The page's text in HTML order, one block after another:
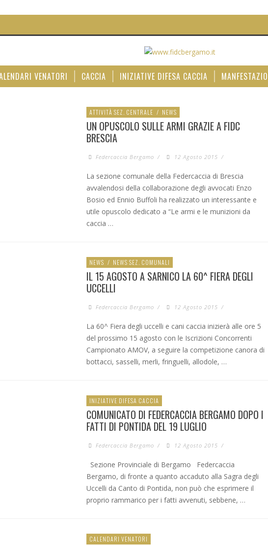
VENATORI CACCIA INIZIATIVE DIFESA CACCIA
ATTIVITÀ SEZ. CENTRALE / NEWS
UN OPUSCOLO SULLE ARMI GRAZIE A FIDC
BRESCIA
Federcaccia Bergamo / 12 Agosto 2015 /
La sezione comunale della Federcaccia di Brescia
avvalendosi della collaborazione degli avvocati Enzo
Bosio ed Ennio Buffoli ha realizzato un interessante e
utile opuscolo dedicato a “Le armi e le munizioni da
caccia …
NEWS / NEWS SEZ. COMUNALI
IL 15 AGOSTO A SARNICO LA 60^ FIERA DEGLI
UCCELLI
Federcaccia Bergamo / 12 Agosto 2015 /
La 60^ Fiera degli uccelli e cani caccia inizierà alle ore 5
del prossimo 15 agosto con le Iscrizioni Concorrenti
Campionato AMOV, a seguire la competizione canora di
bottacci, sasselli, merli, fringuelli, allodole, …
INIZIATIVE DIFESA CACCIA
COMUNICATO DI FEDERCACCIA BERGAMO DOPO I
FATTI DI PONTIDA DEL 19 LUGLIO
Federcaccia Bergamo / 12 Agosto 2015 /
Sezione Provinciale di Bergamo Federcaccia
Bergamo, di fronte a quanto accaduto alla Sagra degli
Uccelli da Canto di Pontida, non può che esprimere il
proprio rammarico per i fatti avvenuti, sebbene, …
CALENDARI VENATORI